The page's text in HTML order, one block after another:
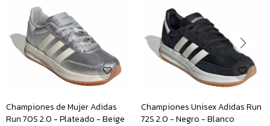
Championes de Mujer Adidas
Run 70S 2.0 - Plateado - Beige
Championes Unisex Adidas Run
72S 2.0 - Negro - Blanco